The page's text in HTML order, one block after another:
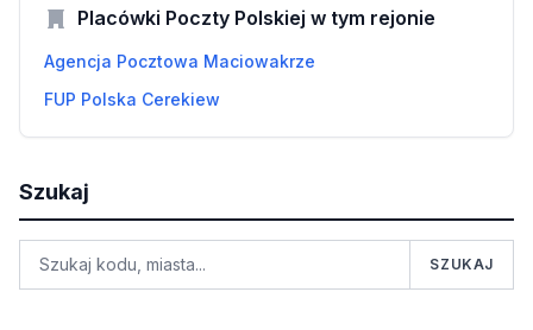
Placówki Poczty Polskiej w tym rejonie
Agencja Pocztowa Maciowakrze
FUP Polska Cerekiew
Szukaj
SZUKAJ